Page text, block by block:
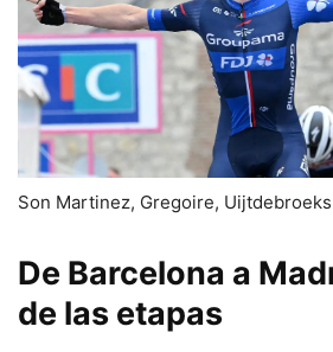
Son Martinez, Gregoire,
De Barcelona a
de las etapas